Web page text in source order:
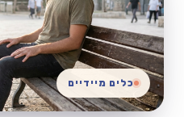
כלים מיידיים